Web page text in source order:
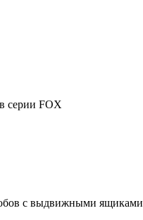
серии FOX
с выдвижными ящиками